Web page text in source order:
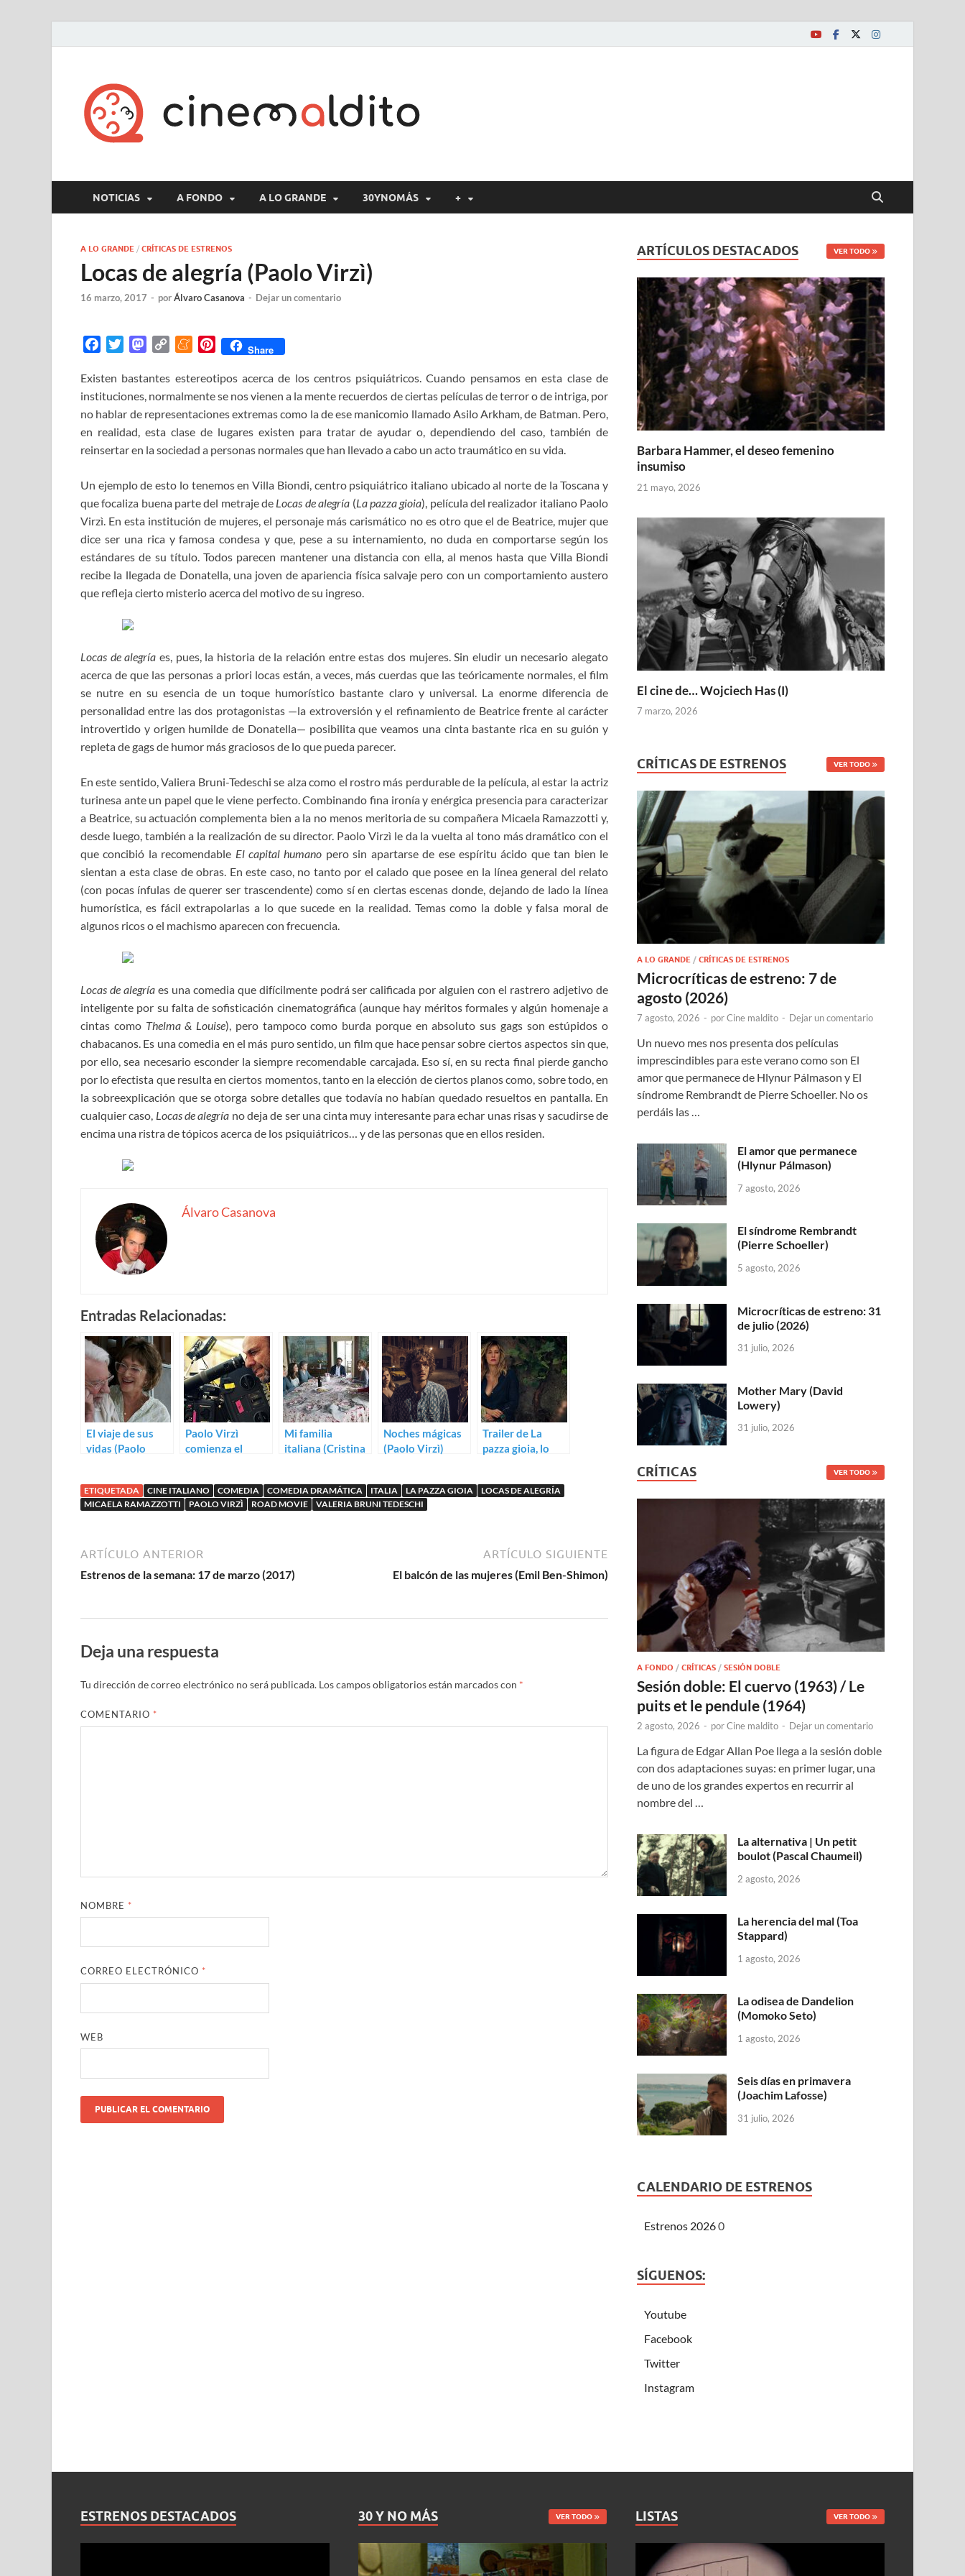
NOTICIAS A FONDO A LO GRANDE 30YNOMÁS +
A LO GRANDE / CRÍTICAS DE ESTRENOS
Locas de alegría (Paolo Virzì)
16 marzo, 2017 - porÁlvaro Casanova - Dejar un comentario
c
e
b
o
o
i
t
t
e
r
M
s
t
o
d
o
p
y
L
i
n
M
n
e
a
m
e
P
n
t
e
r
e
t
Share
Existen bastantes estereotipos acerca de los centros psiquiátricos. Cuando pensamos en esta clase de
instituciones, normalmente se nos vienen a la mente recuerdos de ciertas películas de terror o de intriga, por
no hablar de representaciones extremas como la de ese manicomio llamado Asilo Arkham, de Batman. Pero,
en realidad, esta clase de lugares existen para tratar de ayudar o, dependiendo del caso, también de
reinsertar en la sociedad a personas normales que han llevado a cabo un acto traumático en su vida.
Un ejemplo de esto lo tenemos en Villa Biondi, centro psiquiátrico italiano ubicado al norte de la Toscana y
que focaliza buena parte del metraje de Locas de alegría (La pazza gioia), película del realizador italiano Paolo
Virzì. En esta institución de mujeres, el personaje más carismático no es otro que el de Beatrice, mujer que
dice ser una rica y famosa condesa y que, pese a su internamiento, no duda en comportarse según los
estándares de su título. Todos parecen mantener una distancia con ella, al menos hasta que Villa Biondi
recibe la llegada de Donatella, una joven de apariencia física salvaje pero con un comportamiento austero
que refleja cierto misterio acerca del motivo de su ingreso.
Locas de alegría es, pues, la historia de la relación entre estas dos mujeres. Sin eludir un necesario alegato
acerca de que las personas a priori locas están, a veces, más cuerdas que las teóricamente normales, el film
se nutre en su esencia de un toque humorístico bastante claro y universal. La enorme diferencia de
personalidad entre las dos protagonistas —la extroversión y el refinamiento de Beatrice frente al carácter
introvertido y origen humilde de Donatella— posibilita que veamos una cinta bastante rica en su guión y
repleta de gags de humor más graciosos de lo que pueda parecer.
En este sentido, Valiera Bruni-Tedeschi se alza como el rostro más perdurable de la película, al estar la actriz
turinesa ante un papel que le viene perfecto. Combinando fina ironía y enérgica presencia para caracterizar
a Beatrice, su actuación complementa bien a la no menos meritoria de su compañera Micaela Ramazzotti y,
desde luego, también a la realización de su director. Paolo Virzì le da la vuelta al tono más dramático con el
que concibió la recomendable El capital humano pero sin apartarse de ese espíritu ácido que tan bien le
sientan a esta clase de obras. En este caso, no tanto por el calado que posee en la línea general del relato
(con pocas ínfulas de querer ser trascendente) como sí en ciertas escenas donde, dejando de lado la línea
humorística, es fácil extrapolarlas a lo que sucede en la realidad. Temas como la doble y falsa moral de
algunos ricos o el machismo aparecen con frecuencia.
Locas de alegríaes una comedia que difícilmente podrá ser calificada por alguien con el rastrero adjetivo de
inteligente por su falta de sofisticación cinematográfica (aunque hay méritos formales y algún homenaje a
cintas como Thelma & Louise), pero tampoco como burda porque en absoluto sus gags son estúpidos o
chabacanos. Es una comedia en el más puro sentido, un film que hace pensar sobre ciertos aspectos sin que,
por ello, sea necesario esconder la siempre recomendable carcajada. Eso sí, en su recta final pierde gancho
por lo efectista que resulta en ciertos momentos, tanto en la elección de ciertos planos como, sobre todo, en
la sobreexplicación que se otorga sobre detalles que todavía no habían quedado resueltos en pantalla. En
cualquier caso, Locas de alegría no deja de ser una cinta muy interesante para echar unas risas y sacudirse de
encima una ristra de tópicos acerca de los psiquiátricos… y de las personas que en ellos residen.
Álvaro Casanova
Entradas Relacionadas:
El viaje de sus
vidas (Paolo
Paolo Virzì
comienza el
Mi familia
italiana (Cristina
Noches mágicas
(Paolo Virzì)
Trailer de La
pazza gioia, lo
ETIQUETADA CINE ITALIANO COMEDIA COMEDIA DRAMÁTICA ITALIA LA PAZZA GIOIA
LOCAS DE ALEGRÍA
MICAELA RAMAZZOTTI
PAOLO VIRZÌ ROAD MOVIE VALERIA BRUNI TEDESCHI
ARTÍCULO ANTERIOR
Estrenos de la semana: 17 de marzo (2017)
ARTÍCULO SIGUIENTE
El balcón de las mujeres (Emil Ben-Shimon)
Deja una respuesta
Tu dirección de correo electrónico no será publicada. Los campos obligatorios están marcados con *
COMENTARIO *
NOMBRE *
CORREO ELECTRÓNICO *
WEB
ARTÍCULOS DESTACADOS VER TODO
Barbara Hammer, el deseo femenino
insumiso
21 mayo, 2026
El cine de… Wojciech Has (I)
7 marzo, 2026
CRÍTICAS DE ESTRENOS VER TODO
A LO GRANDE /CRÍTICAS DE ESTRENOS
Microcríticas de estreno: 7 de
agosto (2026)
7 agosto, 2026 - porCine maldito - Dejar un comentario
Un nuevo mes nos presenta dos películas
imprescindibles para este verano como son El
amor que permanece de Hlynur Pálmason y El
síndrome Rembrandt de Pierre Schoeller. No os
perdáis las …
El amor que permanece
(Hlynur Pálmason)
7 agosto, 2026
El síndrome Rembrandt
(Pierre Schoeller)
5 agosto, 2026
Microcríticas de estreno: 31
de julio (2026)
31 julio, 2026
Mother Mary (David
Lowery)
31 julio, 2026
CRÍTICAS VER TODO
A FONDO /CRÍTICAS /SESIÓN DOBLE
Sesión doble: El cuervo (1963) / Le
puits et le pendule (1964)
2 agosto, 2026 - porCine maldito - Dejar un comentario
La figura de Edgar Allan Poe llega a la sesión doble
con dos adaptaciones suyas: en primer lugar, una
de uno de los grandes expertos en recurrir al
nombre del …
La alternativa | Un petit
boulot (Pascal Chaumeil)
2 agosto, 2026
La herencia del mal (Toa
Stappard)
1 agosto, 2026
La odisea de Dandelion
(Momoko Seto)
1 agosto, 2026
Seis días en primavera
(Joachim Lafosse)
31 julio, 2026
CALENDARIO DE ESTRENOS
Estrenos 20260
SÍGUENOS:
Youtube
Facebook
Twitter
Instagram
ESTRENOS DESTACADOS 30 Y NO MÁS VER TODO LISTAS VER TODO